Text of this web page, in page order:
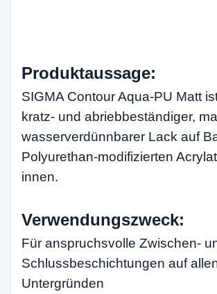
Produktaussage:
SIGMA Contour Aqua-PU Matt
kratz- und abriebbeständiger,
wasserverdünnbarer Lack auf
Polyurethan-modifizierten
innen.
Verwendungszweck:
Für anspruchsvolle Zwischen-
Schlussbeschichtungen auf
Untergründen